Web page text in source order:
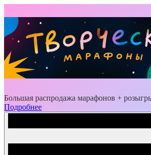
Большая распродажа марафонов +
Подробнее